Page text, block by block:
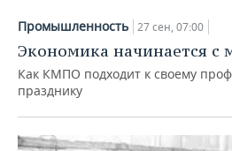
Промышленность 27 сен, 07:00
Экономика начинается с
Как КМПО подходит к своему
празднику